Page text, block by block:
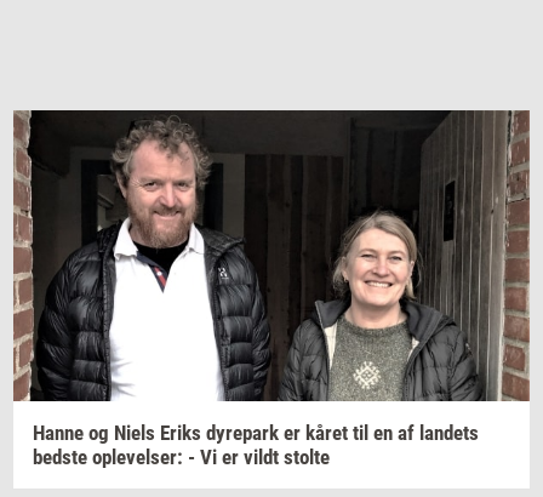
Hanne og Niels Eriks dy­re­park er kåret til en af lan­dets
bed­ste op­le­vel­ser: - Vi er vildt stol­te